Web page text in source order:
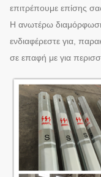
επιτρέπουμε επίσης
Η ανωτέρω
ενδιαφέρεστε για,
σε επαφή με για